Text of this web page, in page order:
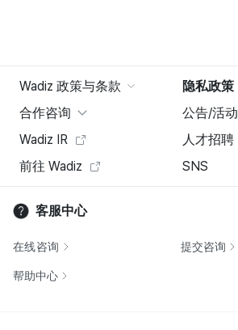
Wadiz 政策与条款
隐私政策
合作咨询
公告/活动
Wadiz IR
人才招聘
前往 Wadiz
SNS
客服中心
在线咨询 提交咨询
帮助中心